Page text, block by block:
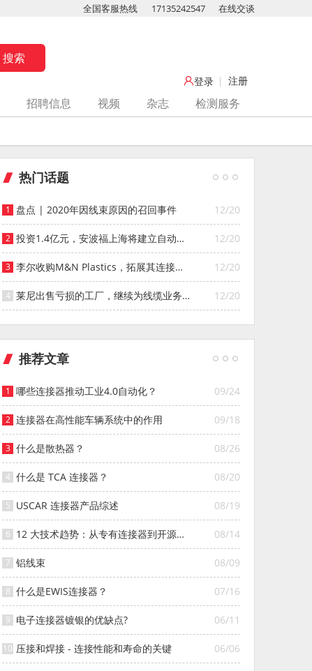
全国客服热线 17135242547 在线交谈
登录 注册
招聘信息 视频 杂志
检测服务
热门话题
12/20
盘点 | 2020年因线束原因的召回事件
12/20
投资1.4亿元，安波福上海将建立自动化
智能仓库
12/20
李尔收购M&N Plastics，拓展其连接器
系统业务
12/20
莱尼出售亏损的工厂，继续为线缆业务
寻找投资者
推荐文章
09/24
哪些连接器推动工业4.0自动化？
09/18
连接器在高性能车辆系统中的作用
08/26
什么是散热器？
08/20
什么是 TCA 连接器？
08/19
USCAR 连接器产品综述
08/14
12 大技术趋势：从专有连接器到开源连
接器的演变
08/09
铝线束
07/16
什么是EWIS连接器？
06/11
电子连接器镀银的优缺点?
06/06
压接和焊接 - 连接性能和寿命的关键